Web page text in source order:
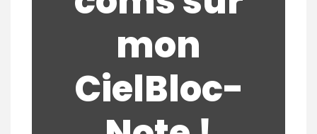
mon
CielBloc-